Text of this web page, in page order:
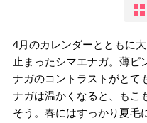
4月のカレンダーとともに
止まったシマエナガ。薄ピ
ナガのコントラストがとて
ナガは温かくなると、もこ
そう。春にはすっかり夏毛